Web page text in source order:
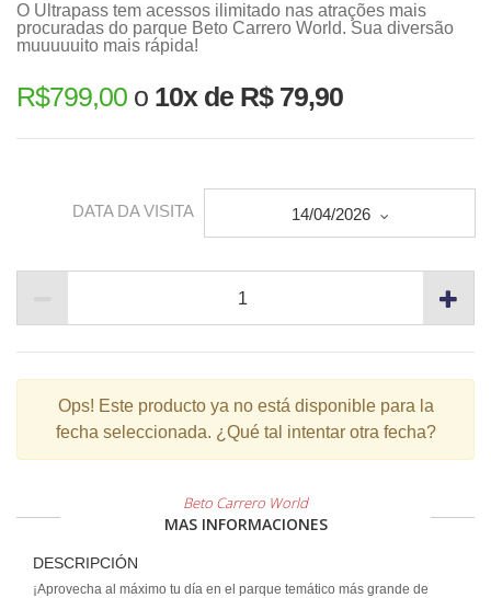
O Ultrapass tem acessos ilimitado nas atrações mais
procuradas do parque Beto Carrero World. Sua diversão
muuuuuito mais rápida!
R$799,00 o 10x de R$ 79,90
DATA DA VISITA 14/04/2026
Ops! Este producto ya no está disponible para la
fecha seleccionada. ¿Qué tal intentar otra fecha?
Beto Carrero World
MAS INFORMACIONES
DESCRIPCIÓN
¡Aprovecha al máximo tu día en el parque temático más grande de